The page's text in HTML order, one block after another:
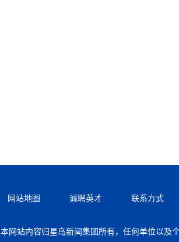
网站地图 诚聘英才 联系方式
本网站内容归星岛新闻集团所有，任何单位以及